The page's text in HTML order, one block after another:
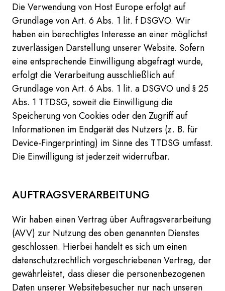
Die Verwendung von Host Europe erfolgt auf
Grundlage von Art. 6 Abs. 1 lit. f DSGVO. Wir
haben ein berechtigtes Interesse an einer möglichst
zuverlässigen Darstellung unserer Website. Sofern
eine entsprechende Einwilligung abgefragt wurde,
erfolgt die Verarbeitung ausschließlich auf
Grundlage von Art. 6 Abs. 1 lit. a DSGVO und § 25
Abs. 1 TTDSG, soweit die Einwilligung die
Speicherung von Cookies oder den Zugriff auf
Informationen im Endgerät des Nutzers (z. B. für
Device-Fingerprinting) im Sinne des TTDSG umfasst.
Die Einwilligung ist jederzeit widerrufbar.
AUFTRAGSVERARBEITUNG
Wir haben einen Vertrag über Auftragsverarbeitung
(AVV) zur Nutzung des oben genannten Dienstes
geschlossen. Hierbei handelt es sich um einen
datenschutzrechtlich vorgeschriebenen Vertrag, der
gewährleistet, dass dieser die personenbezogenen
Daten unserer Websitebesucher nur nach unseren